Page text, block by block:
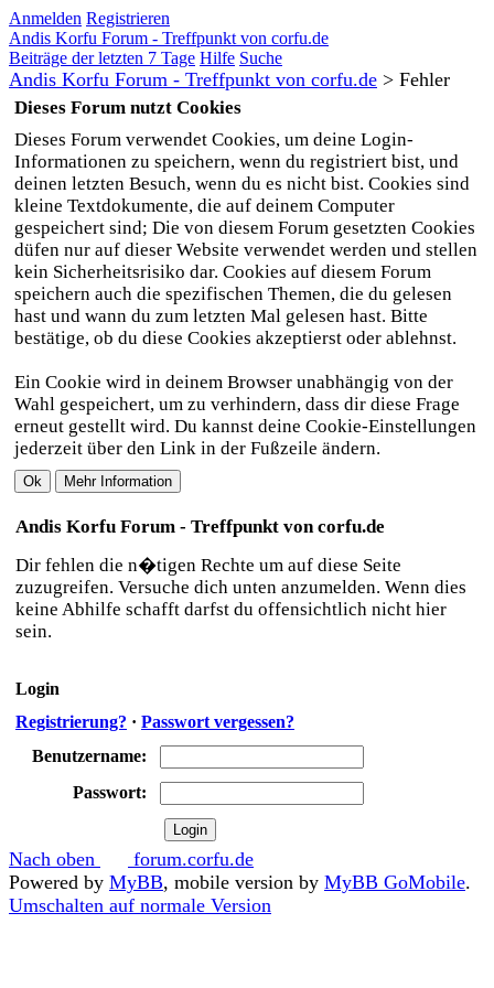
Anmelden Registrieren
Andis Korfu Forum - Treffpunkt von corfu.de
Beiträge der letzten 7 Tage Hilfe Suche
Andis Korfu Forum - Treffpunkt von corfu.de > Fehler
Dieses Forum nutzt Cookies
Dieses Forum verwendet Cookies, um deine Login-
Informationen zu speichern, wenn du registriert bist, und
deinen letzten Besuch, wenn du es nicht bist. Cookies sind
kleine Textdokumente, die auf deinem Computer
gespeichert sind; Die von diesem Forum gesetzten Cookies
düfen nur auf dieser Website verwendet werden und stellen
kein Sicherheitsrisiko dar. Cookies auf diesem Forum
speichern auch die spezifischen Themen, die du gelesen
hast und wann du zum letzten Mal gelesen hast. Bitte
bestätige, ob du diese Cookies akzeptierst oder ablehnst.
Ein Cookie wird in deinem Browser unabhängig von der
Wahl gespeichert, um zu verhindern, dass dir diese Frage
erneut gestellt wird. Du kannst deine Cookie-Einstellungen
jederzeit über den Link in der Fußzeile ändern.
Andis Korfu Forum - Treffpunkt von corfu.de
Dir fehlen die n�tigen Rechte um auf diese Seite
zuzugreifen. Versuche dich unten anzumelden. Wenn dies
keine Abhilfe schafft darfst du offensichtlich nicht hier
sein.
Login
Registrierung? · Passwort vergessen?
Benutzername:
Passwort:
Nach oben
forum.corfu.de
Powered by MyBB, mobile version by MyBB GoMobile.
Umschalten auf normale Version